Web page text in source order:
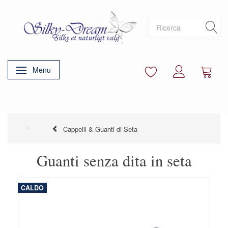
Attiva/disattiva navigazione
Menu
Cappelli & Guanti di Seta
Guanti senza dita in seta
CALDO